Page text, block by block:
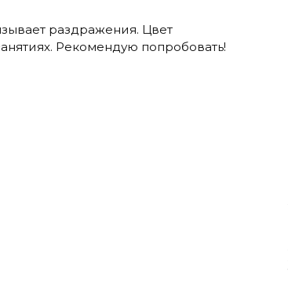
раздражения. Цвет
Рекомендую попробовать!